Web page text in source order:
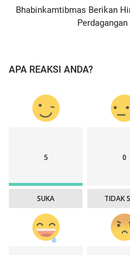
Bhabinkamtibmas Berikan
Perdagangan
APA REAKSI ANDA?
5
SUKA
0
TIDAK